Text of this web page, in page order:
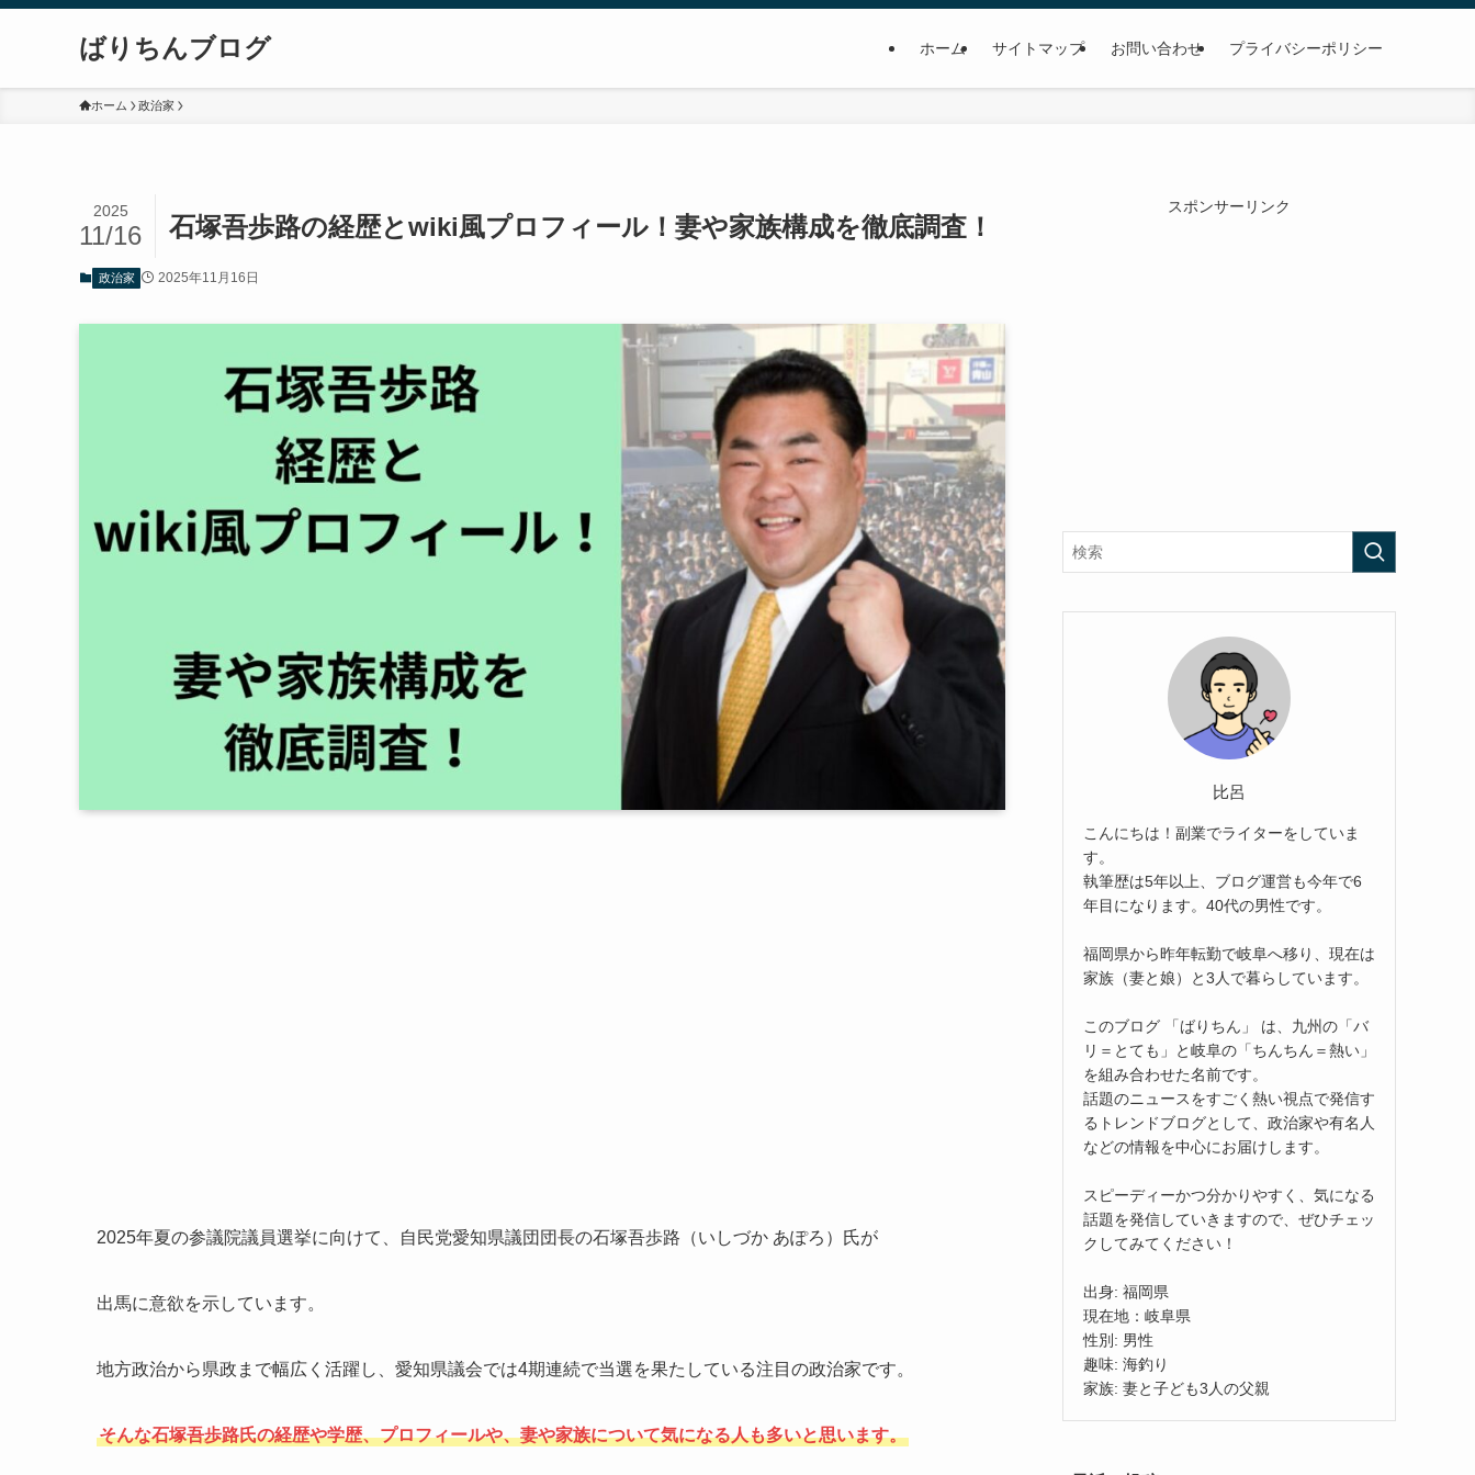
ばりちんブログ ホーム サイトマップ お問い合わせ プライバシーポリシー
ホーム 政治家
石塚吾歩路の経歴とwiki風プロフィール！妻や家族構成を徹底調査！
2025
11/16
政治家 2025年11月16日
2025年夏の参議院議員選挙に向けて、自民党愛知県議団団長の石塚吾歩路（いしづか あぽろ）氏が
出馬に意欲を示しています。
地方政治から県政まで幅広く活躍し、愛知県議会では4期連続で当選を果たしている注目の政治家です。
そんな石塚吾歩路氏の経歴や学歴、プロフィールや、妻や家族について気になる人も多いと思います。
スポンサーリンク
比呂
こんにちは！副業でライターをしていま
す。
執筆歴は5年以上、ブログ運営も今年で6
年目になります。40代の男性です。
福岡県から昨年転勤で岐阜へ移り、現在は
家族（妻と娘）と3人で暮らしています。
このブログ 「ばりちん」 は、九州の「バ
リ＝とても」と岐阜の「ちんちん＝熱い」
を組み合わせた名前です。
話題のニュースをすごく熱い視点で発信す
るトレンドブログとして、政治家や有名人
などの情報を中心にお届けします。
スピーディーかつ分かりやすく、気になる
話題を発信していきますので、ぜひチェッ
クしてみてください！
出身: 福岡県
現在地：岐阜県
性別: 男性
趣味: 海釣り
家族: 妻と子ども3人の父親